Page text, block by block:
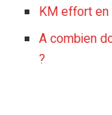
KM effort
A combien
?